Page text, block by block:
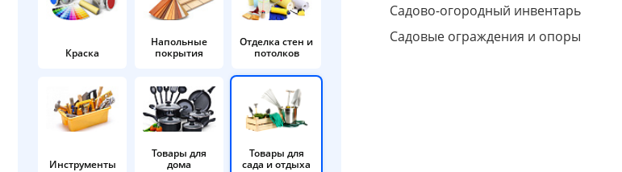
Краска
Напольные
покрытия
Отделка стен и
потолков
Инструменты
Товары для
дома
Товары для
сада и отдыха
Садово-огородный инвентарь
Садовые ограждения и опоры
Сегодня